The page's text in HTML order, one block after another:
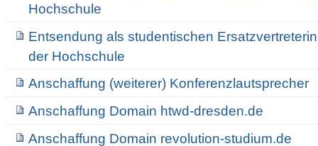
Hochschule
Entsendung als studentischen
der Hochschule
Anschaffung (weiterer) Konferenzlautsprecher
Anschaffung Domain htwd-dresden.de
Anschaffung Domain revolution-studium.de